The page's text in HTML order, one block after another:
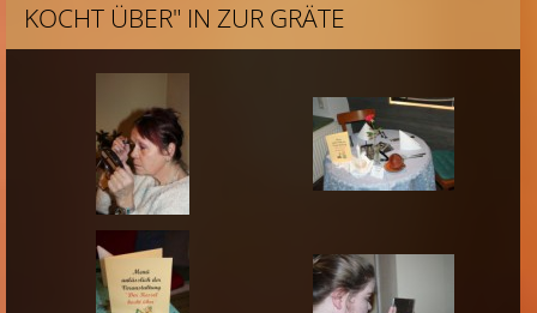
KOCHT ÜBER" IN ZUR GRÄTE